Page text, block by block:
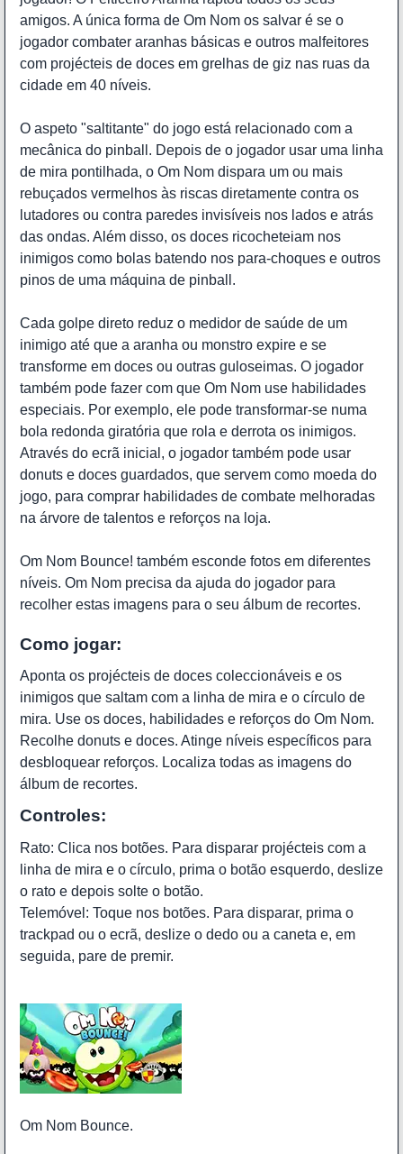
amigos. A única forma de Om Nom os salvar é se o
jogador combater aranhas básicas e outros malfeitores
com projécteis de doces em grelhas de giz nas ruas da
cidade em 40 níveis.
O aspeto "saltitante" do jogo está relacionado com a
mecânica do pinball. Depois de o jogador usar uma linha
de mira pontilhada, o Om Nom dispara um ou mais
rebuçados vermelhos às riscas diretamente contra os
lutadores ou contra paredes invisíveis nos lados e atrás
das ondas. Além disso, os doces ricocheteiam nos
inimigos como bolas batendo nos para-choques e outros
pinos de uma máquina de pinball.
Cada golpe direto reduz o medidor de saúde de um
inimigo até que a aranha ou monstro expire e se
transforme em doces ou outras guloseimas. O jogador
também pode fazer com que Om Nom use habilidades
especiais. Por exemplo, ele pode transformar-se numa
bola redonda giratória que rola e derrota os inimigos.
Através do ecrã inicial, o jogador também pode usar
donuts e doces guardados, que servem como moeda do
jogo, para comprar habilidades de combate melhoradas
na árvore de talentos e reforços na loja.
Om Nom Bounce! também esconde fotos em diferentes
níveis. Om Nom precisa da ajuda do jogador para
recolher estas imagens para o seu álbum de recortes.
Como jogar:
Aponta os projécteis de doces coleccionáveis e os
inimigos que saltam com a linha de mira e o círculo de
mira. Use os doces, habilidades e reforços do Om Nom.
Recolhe donuts e doces. Atinge níveis específicos para
desbloquear reforços. Localiza todas as imagens do
álbum de recortes.
Controles:
Rato: Clica nos botões. Para disparar projécteis com a
linha de mira e o círculo, prima o botão esquerdo, deslize
o rato e depois solte o botão.
Telemóvel: Toque nos botões. Para disparar, prima o
trackpad ou o ecrã, deslize o dedo ou a caneta e, em
seguida, pare de premir.
Om Nom Bounce.